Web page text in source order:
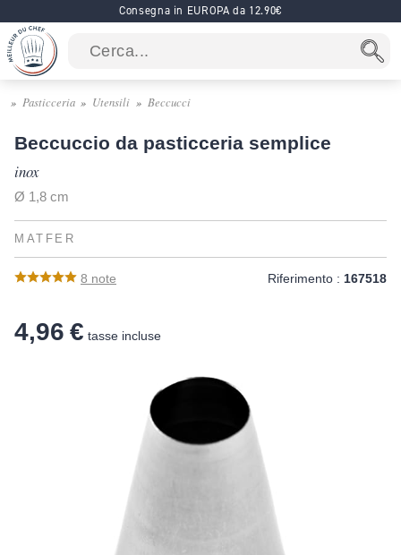
Consegna in EUROPA da 12.90€
Pasticceria Utensili Beccucci
Beccuccio da pasticceria semplice
inox
Ø 1,8 cm
MATFER
8 note Riferimento : 167518
4,96 € tasse incluse